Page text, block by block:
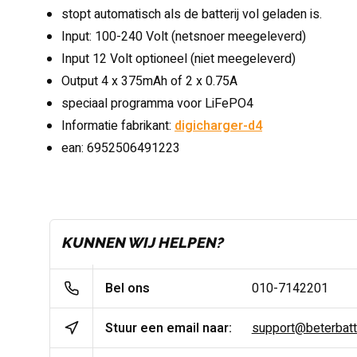
stopt automatisch als de batterij vol geladen is.
Input: 100-240 Volt (netsnoer meegeleverd)
Input 12 Volt optioneel (niet meegeleverd)
Output 4 x 375mAh of 2 x 0.75A
speciaal programma voor LiFePO4
Informatie fabrikant: digicharger-d4
ean: 6952506491223
KUNNEN WIJ HELPEN?
Bel ons 010-7142201
Stuur een email naar: